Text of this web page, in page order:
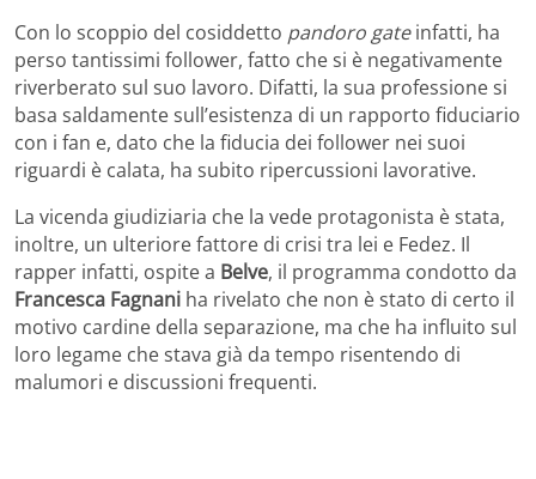
Con lo scoppio del cosiddetto pandoro gateinfatti, ha
perso tantissimi follower, fatto che si è negativamente
riverberato sul suo lavoro. Difatti, la sua professione si
basa saldamente sull’esistenza di un rapporto fiduciario
con i fan e, dato che la fiducia dei follower nei suoi
riguardi è calata, ha subito ripercussioni lavorative.
La vicenda giudiziaria che la vede protagonista è stata,
inoltre, un ulteriore fattore di crisi tra lei e Fedez. Il
rapper infatti, ospite a Belve, il programma condotto da
Francesca Fagnani ha rivelato che non è stato di certo il
motivo cardine della separazione, ma che ha influito sul
loro legame che stava già da tempo risentendo di
malumori e discussioni frequenti.